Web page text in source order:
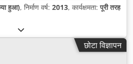
हुआ), निर्माण वर्ष: 2013, कार्यक्षमता:पूरी तरह
छोटा विज्ञापन